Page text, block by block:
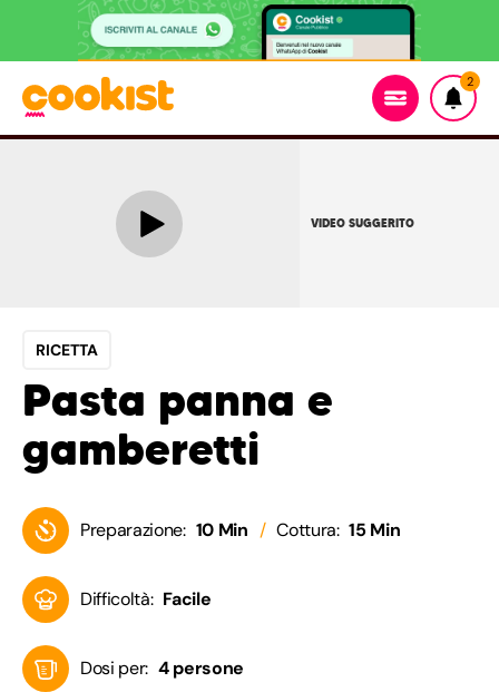
2
VIDEO SUGGERITO
RICETTA
Pasta panna e
gamberetti
Preparazione: 10 Min Cottura: 15 Min
Difficoltà: Facile
Dosi per: 4 persone